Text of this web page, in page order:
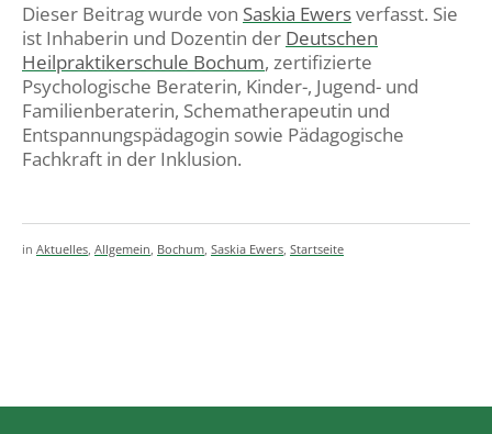
Dieser Beitrag wurde von Saskia Ewersverfasst. Sie
ist Inhaberin und Dozentin der Deutschen
Heilpraktikerschule Bochum, zertifizierte
Psychologische Beraterin, Kinder-, Jugend- und
Familienberaterin, Schematherapeutin und
Entspannungspädagogin sowie Pädagogische
Fachkraft in der Inklusion.
in Aktuelles, Allgemein, Bochum, Saskia Ewers, Startseite